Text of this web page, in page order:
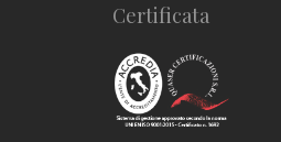
Certificata